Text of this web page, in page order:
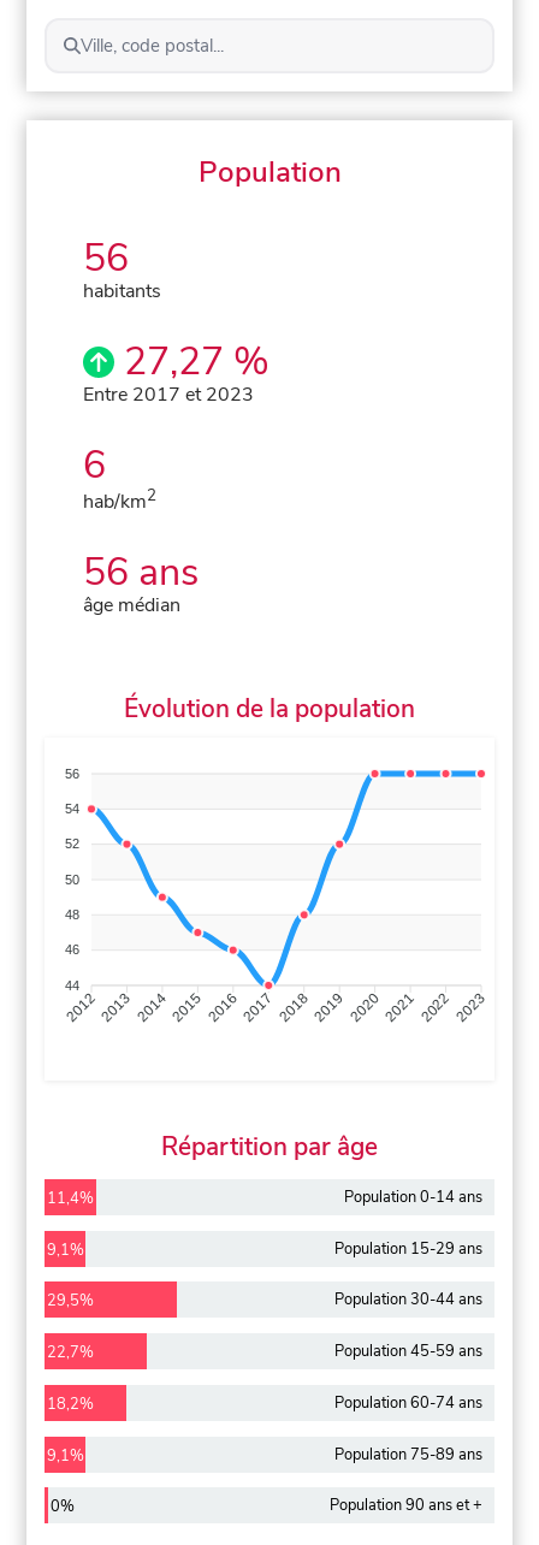
Ville, code postal...
Population
56
habitants
27,27 %
Entre 2017 et 2023
6
hab/km2
56 ans
âge médian
Évolution de la population
56
54
52
50
48
46
44
20122013 20142015 20162017 20182019 20202021 2022 2023
Répartition par âge
11,4% Population 0-14 ans
9,1% Population 15-29 ans
29,5% Population 30-44 ans
22,7% Population 45-59 ans
18,2% Population 60-74 ans
9,1% Population 75-89 ans
0% Population 90 ans et +